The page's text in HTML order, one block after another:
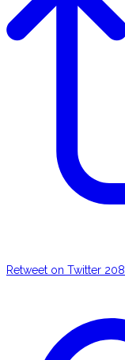
Retweet on Twitter